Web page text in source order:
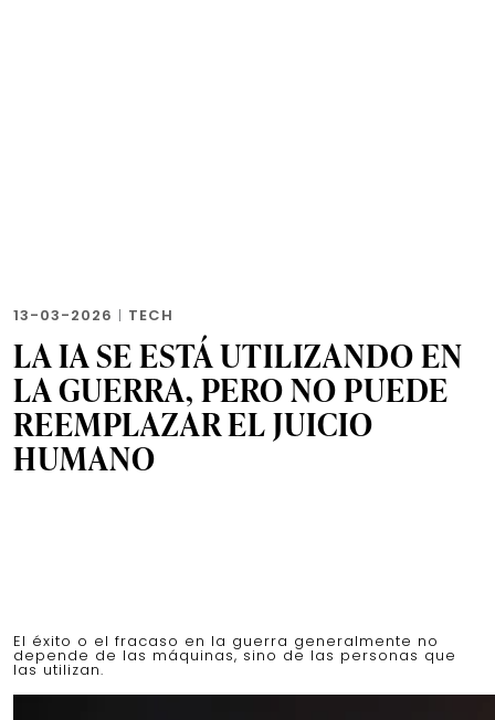
13-03-2026 | TECH
LA IA SE ESTÁ UTILIZANDO EN
LA GUERRA, PERO NO PUEDE
REEMPLAZAR EL JUICIO
HUMANO
El éxito o el fracaso en la guerra generalmente no
depende de las máquinas, sino de las personas que
las utilizan.